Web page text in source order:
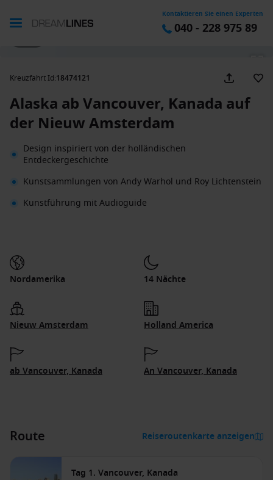
Kontaktieren Sie einen Experten
040 - 228 975 89
Kreuzfahrt Id:18474121
Alaska ab Vancouver, Kanada auf
der Nieuw Amsterdam
Design inspiriert von der holländischen
Entdeckergeschichte
Kunstsammlungen von Andy Warhol und Roy Lichtenstein
Kunstführung mit Audioguide
Nordamerika 14 Nächte
Nieuw Amsterdam Holland America
ab Vancouver, Kanada An Vancouver, Kanada
Route Reiseroutenkarte anzeigen
Tag 1. Vancouver, Kanada